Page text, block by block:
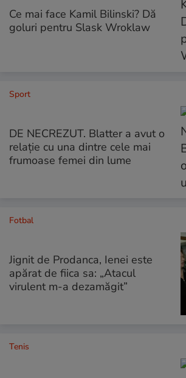
Ce mai face Kamil Bilinski? Dă
goluri pentru Slask Wroklaw
Sport
DE NECREZUT. Blatter a avut o
relaţie cu una dintre cele mai
frumoase femei din lume
Fotbal
Jignit de Prodanca, Ienei este
apărat de fiica sa: „Atacul
virulent m-a dezamăgit”
Tenis